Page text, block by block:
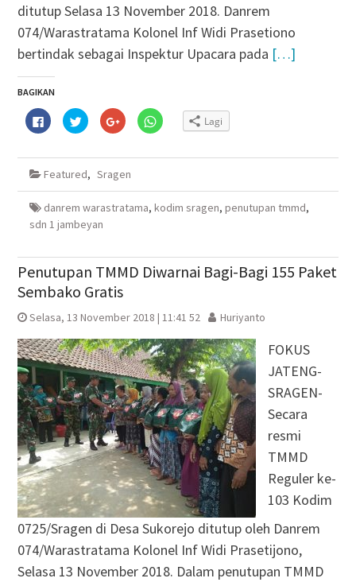
ditutup Selasa 13 November 2018. Danrem
074/Warastratama Kolonel Inf Widi Prasetiono
bertindak sebagai Inspektur Upacara pada […]
BAGIKAN
Klik
untuk
membagikan
Facebook(Membuka
jendela
baru)
Klik
untuk
berbagi
Twitter(Membuka
jendela
baru)
Klik
untuk
berbagi
Google+
di
yang
baru)
Klik
untuk
WhatsApp(Membuka
baru)
Lagi
Featured, Sragen
danrem warastratama, kodim sragen, penutupan tmmd,
sdn 1 jambeyan
Penutupan TMMD Diwarnai Bagi-Bagi 155 Paket
Sembako Gratis
Selasa, 13 November 2018 | 11:41 52 Huriyanto
FOKUS
JATENG-
SRAGEN-
Secara
resmi
TMMD
Reguler ke-
103 Kodim
0725/Sragen di Desa Sukorejo ditutup oleh Danrem
074/Warastratama Kolonel Inf Widi Prasetijono,
Selasa 13 November 2018. Dalam penutupan TMMD